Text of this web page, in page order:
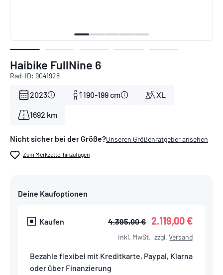
Haibike FullNine 6
Rad-ID: 9041928
2023 190-199 cm XL
1692 km
Nicht sicher bei der Größe?Unseren Größenratgeber ansehen
Zum Merkzettel hinzufügen
Deine Kaufoptionen
Kaufen 4.395,00 € 2.119,00 €
inkl. MwSt. zzgl. Versand
Bezahle flexibel mit Kreditkarte, Paypal, Klarna
oder über Finanzierung